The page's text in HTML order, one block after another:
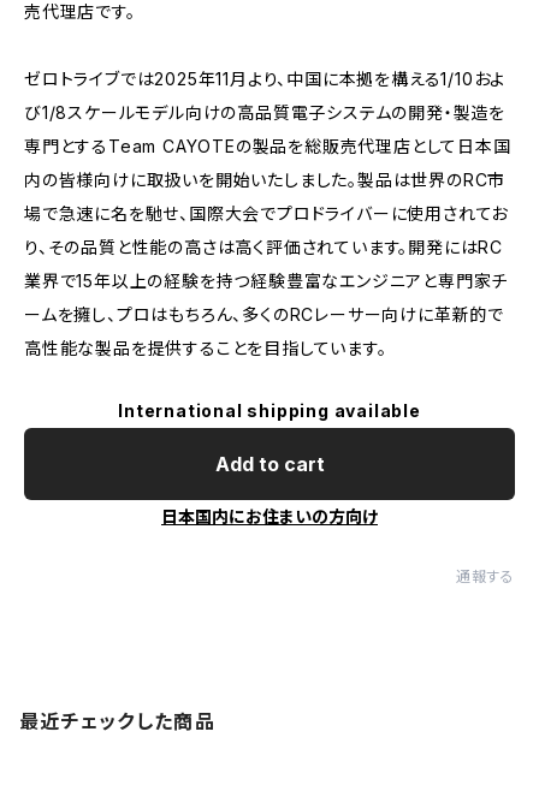
売代理店です。
ゼロトライブでは2025年11月より、中国に本拠を構える1/10およ
び1/8スケールモデル向けの高品質電子システムの開発・製造を
専門とするTeam CAYOTEの製品を総販売代理店として日本国
内の皆様向けに取扱いを開始いたしました。製品は世界のRC市
場で急速に名を馳せ、国際大会でプロドライバーに使用されてお
り、その品質と性能の高さは高く評価されています。開発にはRC
業界で15年以上の経験を持つ経験豊富なエンジニアと専門家チ
ームを擁し、プロはもちろん、多くのRCレーサー向けに革新的で
高性能な製品を提供することを目指しています。
International shipping available
Add to cart
日本国内にお住まいの方向け
通報する
最近チェックした商品